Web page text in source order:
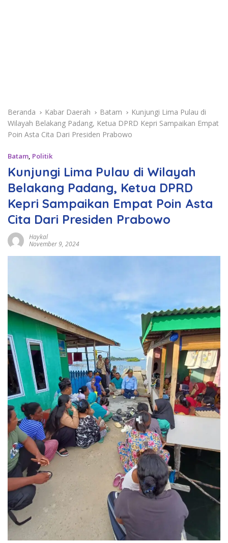
Beranda Kabar Daerah Batam
Kunjungi Lima Pulau di
Wilayah Belakang Padang, Ketua DPRD Kepri Sampaikan Empat
Poin Asta Cita Dari Presiden Prabowo
Batam, Politik
Kunjungi Lima Pulau di Wilayah
Belakang Padang, Ketua DPRD
Kepri Sampaikan Empat Poin Asta
Cita Dari Presiden Prabowo
Haykal
November 9, 2024